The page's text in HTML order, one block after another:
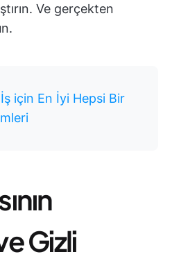
Ve gerçekten
İş için En İyi Hepsi Bir
Gizli